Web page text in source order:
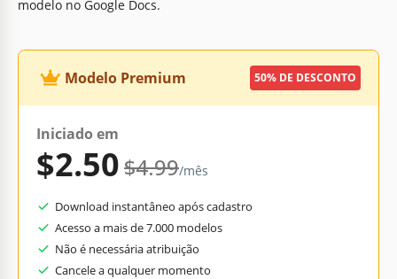
modelo no Google Docs.
Modelo Premium 50% DE DESCONTO
Iniciado em
$2.50$4.99/mês
Download instantâneo após cadastro
Acesso a mais de 7.000 modelos
Não é necessária atribuição
Cancele a qualquer momento